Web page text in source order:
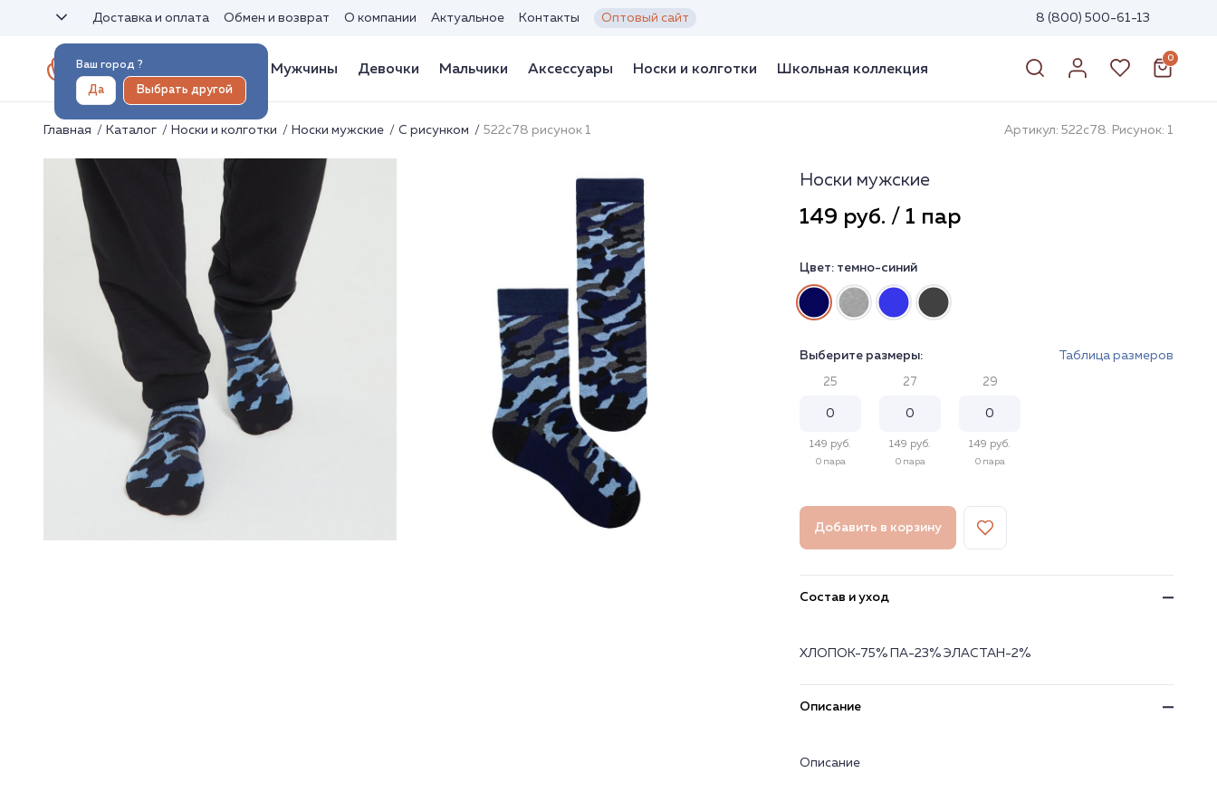
Ваш город ?
Да Выбрать другой
Доставка и оплата Обмен и возврат О компании Актуальное Контакты Оптовый сайт 8 (800) 500-61-13
Мужчины Девочки Мальчики Аксессуары Носки и колготки Школьная коллекция
0
Главная Каталог Носки и колготки Носки мужские С рисунком 522с78 рисунок 1 Артикул: 522с78. Рисунок: 1
Носки мужские
149 руб. / 1 пар
Цвет: темно-синий
Выберите размеры: Таблица размеров
25
149 руб.
0 пара
27
149 руб.
0 пара
29
149 руб.
0 пара
Добавить в корзину
Состав и уход
ХЛОПОК-75% ПА-23% ЭЛАСТАН-2%
Описание
Описание